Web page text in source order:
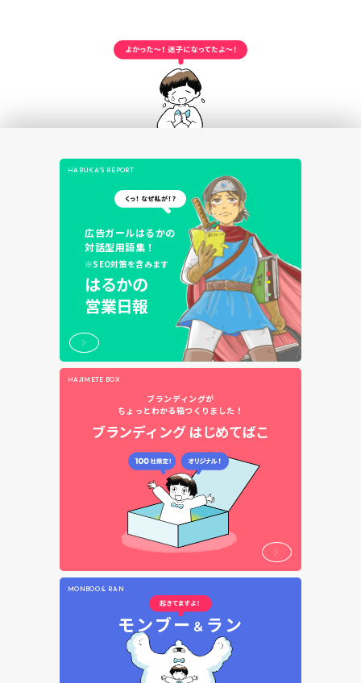
HARUKA’S REPORT
広告ガールはるかの
対話型用語集！
※SEO対策を含みます
はるかの
営業日報
HAJIMETE BOX
ブランディングが
ちょっとわかる箱つくりました！
ブランディング はじめてばこ
MONBOO & RAN
モンブー ＆ ラン